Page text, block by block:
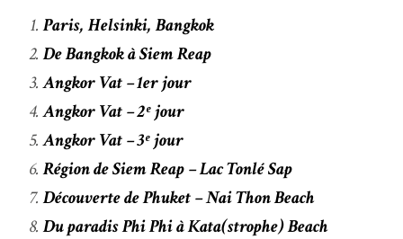
Paris, Helsinki, Bangkok
De Bangkok à Siem Reap
Angkor Vat – 1er jour
Angkor Vat – 2ᵉ jour
Angkor Vat – 3ᵉ jour
Région de Siem Reap – Lac Tonlé Sap
Découverte de Phuket – Nai Thon Beach
Du paradis Phi Phi à Kata(strophe) Beach